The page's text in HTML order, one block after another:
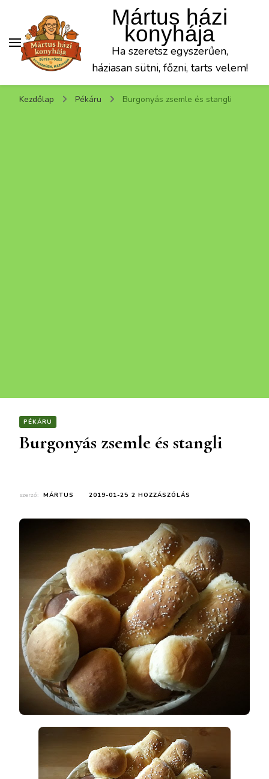
Mártus házi
konyhája
Ha szeretsz egyszerűen,
háziasan sütni, főzni, tarts velem!
Kezdőlap Pékáru Burgonyás zsemle és stangli
PÉKÁRU
Burgonyás zsemle és stangli
szerző: MÁRTUS 2019-01-25 2 HOZZÁSZÓLÁS
CÍMŰ
BEJEGYZÉSHEZ